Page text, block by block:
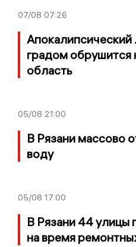
07/08 07:26
Апокалипсический
градом обрушится
область
05/08 21:00
В Рязани массово
воду
05/08 17:00
В Рязани 44 улицы
на время